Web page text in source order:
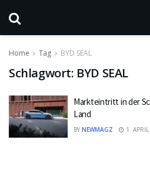
Home Tag BYD SEAL
Schlagwort: BYD SEAL
Markteintritt in der
Land
BY NEWMAGZ 1.